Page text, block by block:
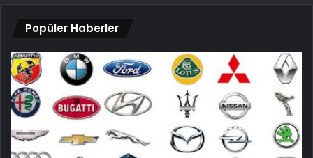
Popüler Haberler